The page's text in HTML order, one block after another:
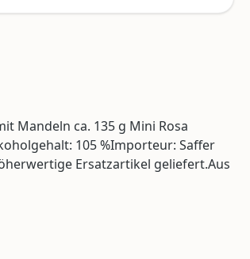
Mandeln ca. 135 g Mini Rosa
105 %Importeur: Saffer
Ersatzartikel geliefert.Aus